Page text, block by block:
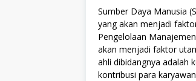
Sumber Daya Manusia
yang akan menjadi
Pengelolaan
akan menjadi faktor
ahli dibidangnya adalah
kontribusi para